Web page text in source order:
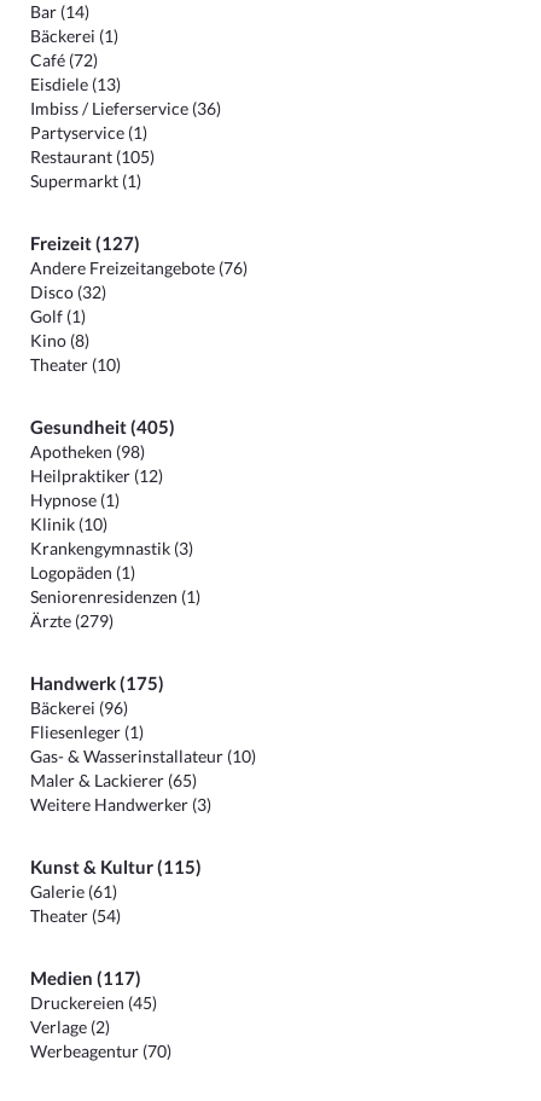
Bar (14)
Bäckerei (1)
Café (72)
Eisdiele (13)
Imbiss / Lieferservice (36)
Partyservice (1)
Restaurant (105)
Supermarkt (1)
Freizeit (127)
Andere Freizeitangebote (76)
Disco (32)
Golf (1)
Kino (8)
Theater (10)
Gesundheit (405)
Apotheken (98)
Heilpraktiker (12)
Hypnose (1)
Klinik (10)
Krankengymnastik (3)
Logopäden (1)
Seniorenresidenzen (1)
Ärzte (279)
Handwerk (175)
Bäckerei (96)
Fliesenleger (1)
Gas- & Wasserinstallateur (10)
Maler & Lackierer (65)
Weitere Handwerker (3)
Kunst & Kultur (115)
Galerie (61)
Theater (54)
Medien (117)
Druckereien (45)
Verlage (2)
Werbeagentur (70)